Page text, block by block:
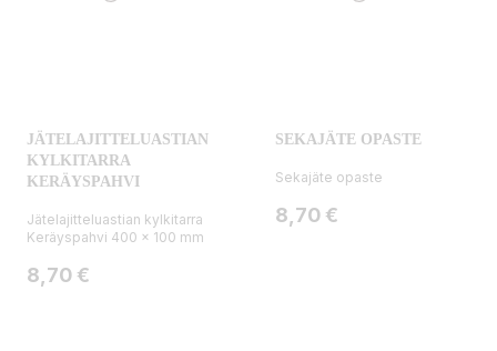
JÄTELAJITTELUASTIAN
KYLKITARRA
KERÄYSPAHVI
Jätelajitteluastian kylkitarra
Keräyspahvi 400 x 100 mm
Hinta
8,70 €
SEKAJÄTE OPASTE
Sekajäte opaste
Hinta
8,70 €